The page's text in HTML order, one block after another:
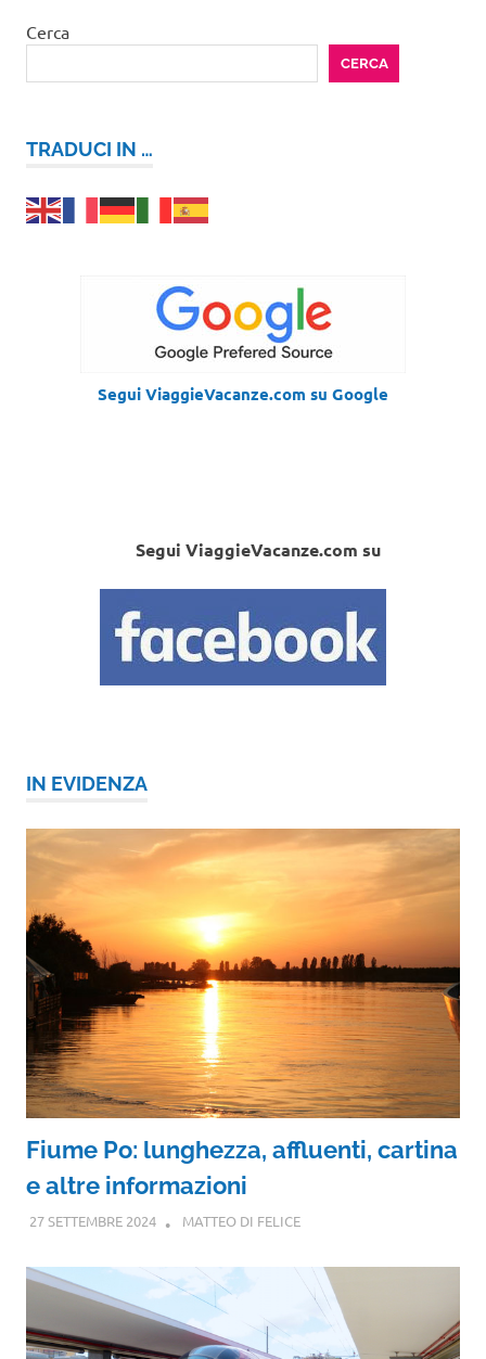
Cerca
CERCA
TRADUCI IN …
Segui ViaggieVacanze.com su Google
Segui ViaggieVacanze.com su
IN EVIDENZA
Fiume Po: lunghezza, affluenti, cartina
e altre informazioni
27 SETTEMBRE 2024 MATTEO DI FELICE